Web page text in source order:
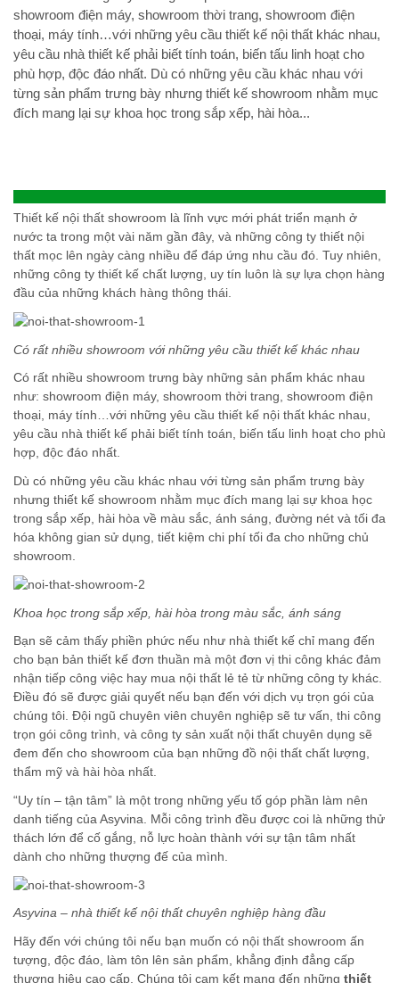
showroom điện máy, showroom thời trang, showroom điện
thoại, máy tính…với những yêu cầu thiết kế nội thất khác nhau,
yêu cầu nhà thiết kế phải biết tính toán, biến tấu linh hoạt cho
phù hợp, độc đáo nhất. Dù có những yêu cầu khác nhau với
từng sản phẩm trưng bày nhưng thiết kế showroom nhằm mục
đích mang lại sự khoa học trong sắp xếp, hài hòa...
Thiết kế nội thất showroom là lĩnh vực mới phát triển mạnh ở
nước ta trong một vài năm gần đây, và những công ty thiết nội
thất mọc lên ngày càng nhiều để đáp ứng nhu cầu đó. Tuy nhiên,
những công ty thiết kế chất lượng, uy tín luôn là sự lựa chọn hàng
đầu của những khách hàng thông thái.
Có rất nhiều showroom với những yêu cầu thiết kế khác nhau
Có rất nhiều showroom trưng bày những sản phẩm khác nhau
như: showroom điện máy, showroom thời trang, showroom điện
thoại, máy tính…với những yêu cầu thiết kế nội thất khác nhau,
yêu cầu nhà thiết kế phải biết tính toán, biến tấu linh hoạt cho phù
hợp, độc đáo nhất.
Dù có những yêu cầu khác nhau với từng sản phẩm trưng bày
nhưng thiết kế showroom nhằm mục đích mang lại sự khoa học
trong sắp xếp, hài hòa về màu sắc, ánh sáng, đường nét và tối đa
hóa không gian sử dụng, tiết kiệm chi phí tối đa cho những chủ
showroom.
Khoa học trong sắp xếp, hài hòa trong màu sắc, ánh sáng
Bạn sẽ cảm thấy phiền phức nếu như nhà thiết kế chỉ mang đến
cho bạn bản thiết kế đơn thuần mà một đơn vị thi công khác đảm
nhận tiếp công việc hay mua nội thất lẻ tẻ từ những công ty khác.
Điều đó sẽ được giải quyết nếu bạn đến với dịch vụ trọn gói của
chúng tôi. Đội ngũ chuyên viên chuyên nghiệp sẽ tư vấn, thi công
trọn gói công trình, và công ty sản xuất nội thất chuyên dụng sẽ
đem đến cho showroom của bạn những đồ nội thất chất lượng,
thẩm mỹ và hài hòa nhất.
“Uy tín – tận tâm” là một trong những yếu tố góp phần làm nên
danh tiếng của Asyvina. Mỗi công trình đều được coi là những thử
thách lớn để cố gắng, nỗ lực hoàn thành với sự tận tâm nhất
dành cho những thượng đế của mình.
Asyvina – nhà thiết kế nội thất chuyên nghiệp hàng đầu
Hãy đến với chúng tôi nếu bạn muốn có nội thất showroom ấn
tượng, độc đáo, làm tôn lên sản phẩm, khẳng định đẳng cấp
thương hiệu cao cấp. Chúng tôi cam kết mang đến những thiết